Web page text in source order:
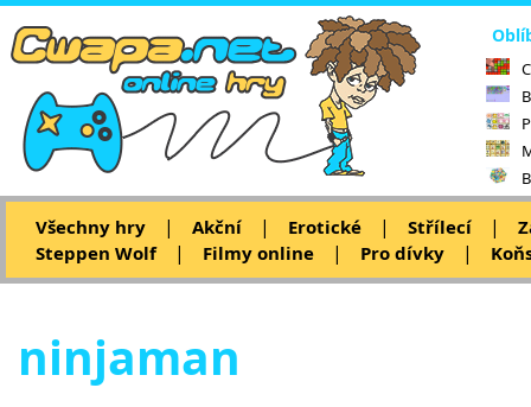
Všechny hry | Akční | Erotické | Střílecí |
Steppen Wolf
| Filmy online | Pro dívky |
ninjaman